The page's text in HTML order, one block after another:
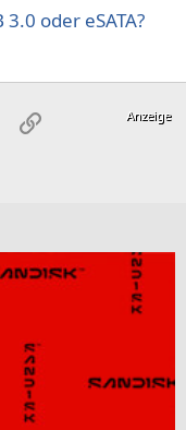
oder eSATA?
MailLink